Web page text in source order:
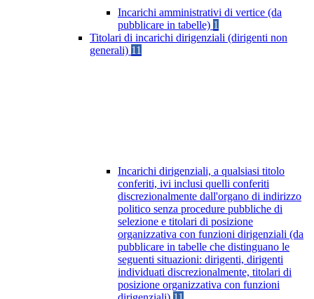
Incarichi amministrativi di vertice (da
pubblicare in tabelle) 1
Titolari di incarichi dirigenziali (dirigenti non
generali) 11
Incarichi dirigenziali, a qualsiasi titolo
conferiti, ivi inclusi quelli conferiti
discrezionalmente dall'organo di indirizzo
politico senza procedure pubbliche di
selezione e titolari di posizione
organizzativa con funzioni dirigenziali (da
pubblicare in tabelle che distinguano le
seguenti situazioni: dirigenti, dirigenti
individuati discrezionalmente, titolari di
posizione organizzativa con funzioni